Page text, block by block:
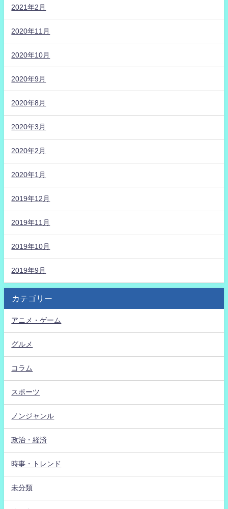
2021年2月
2020年11月
2020年10月
2020年9月
2020年8月
2020年3月
2020年2月
2020年1月
2019年12月
2019年11月
2019年10月
2019年9月
カテゴリー
アニメ・ゲーム
グルメ
コラム
スポーツ
ノンジャンル
政治・経済
時事・トレンド
未分類